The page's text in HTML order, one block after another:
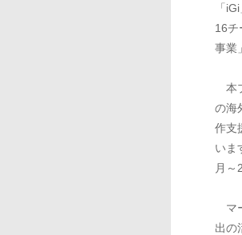
「
16チ
事業
本
の海
作支
いま
月～
マ
出の